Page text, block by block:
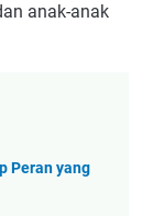
anak-anak
Peran yang